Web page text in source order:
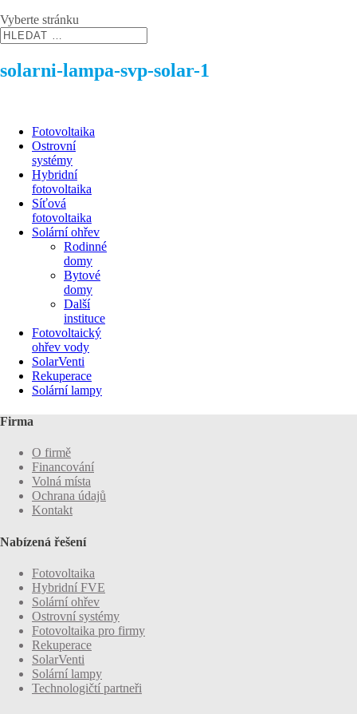
Vyberte stránku
solarni-lampa-svp-solar-1
Fotovoltaika
Ostrovní
systémy
Hybridní
fotovoltaika
Síťová
fotovoltaika
Solární ohřev
Rodinné
domy
Bytové
domy
Další
instituce
Fotovoltaický
ohřev vody
SolarVenti
Rekuperace
Solární lampy
Firma
O firmě
Financování
Volná místa
Ochrana údajů
Kontakt
Nabízená řešení
Fotovoltaika
Hybridní FVE
Solární ohřev
Ostrovní systémy
Fotovoltaika pro firmy
Rekuperace
SolarVenti
Solární lampy
Technologičtí partneři